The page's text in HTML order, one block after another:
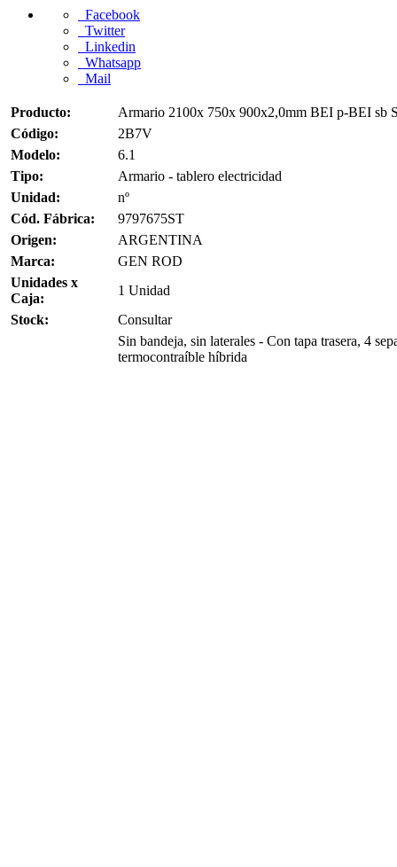
Facebook
Twitter
Linkedin
Whatsapp
Mail
Producto:
Armario 2100x 750x 900x2,0mm BEI p-BEI sb
Código:
2B7V
Modelo:
6.1
Tipo:
Armario - tablero electricidad
Unidad:
nº
Cód. Fábrica:
9797675ST
Origen:
ARGENTINA
Marca:
GEN ROD
Unidades x
Caja:
1 Unidad
Stock:
Consultar
Sin bandeja, sin laterales - Con tapa trasera, 4
termocontraíble híbrida